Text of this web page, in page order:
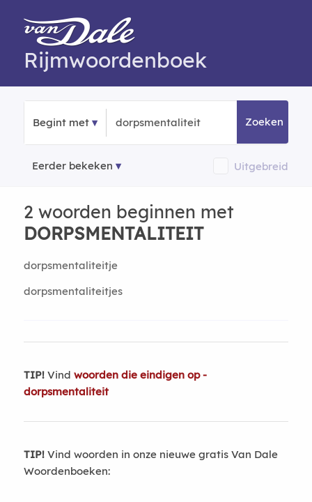
Rijmwoordenboek
Begint met Zoeken
Eerder bekeken Uitgebreid
2 woorden beginnen met
DORPSMENTALITEIT
dorpsmentaliteitje
dorpsmentaliteitjes
TIP!Vind woorden die eindigen op -
dorpsmentaliteit
TIP!Vind woorden in onze nieuwe gratis Van Dale
Woordenboeken: